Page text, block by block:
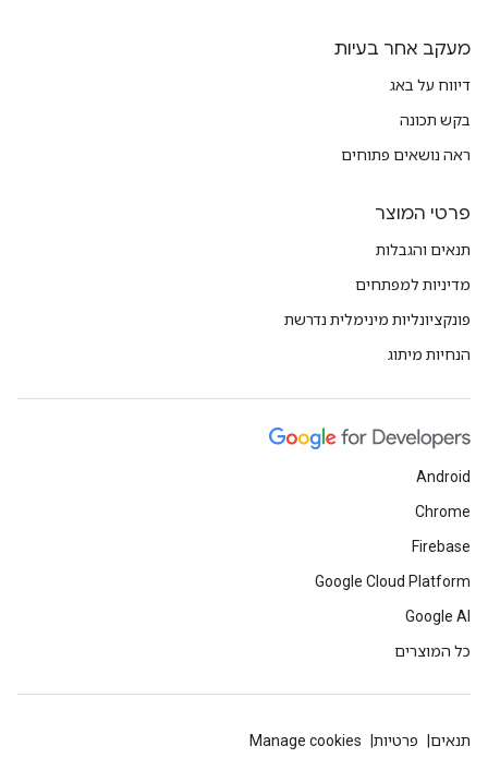
מעקב אחר בעיות
דיווח על באג
בקש תכונה
ראה נושאים פתוחים
פרטי המוצר
תנאים והגבלות
מדיניות למפתחים
פונקציונליות מינימלית נדרשת
הנחיות מיתוג
Android
Chrome
Firebase
Google Cloud Platform
Google AI
כל המוצרים
תנאים פרטיות Manage cookies